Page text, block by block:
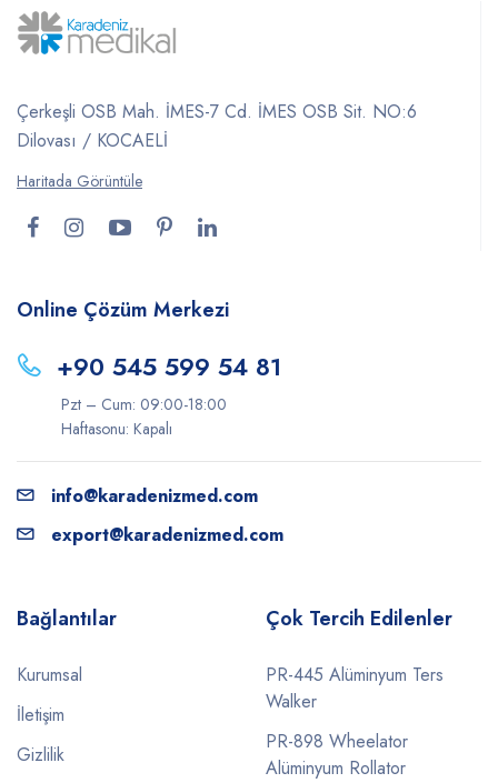
Çerkeşli OSB Mah. İMES-7 Cd. İMES OSB Sit. NO:6
Dilovası / KOCAELİ
Haritada Görüntüle
Online Çözüm Merkezi
+90 545 599 54 81
Pzt – Cum: 09:00-18:00
Haftasonu: Kapalı
info@karadenizmed.com
export@karadenizmed.com
Bağlantılar
Kurumsal
İletişim
Gizlilik
Çok Tercih Edilenler
PR-445 Alüminyum Ters
Walker
PR-898 Wheelator
Alüminyum Rollator